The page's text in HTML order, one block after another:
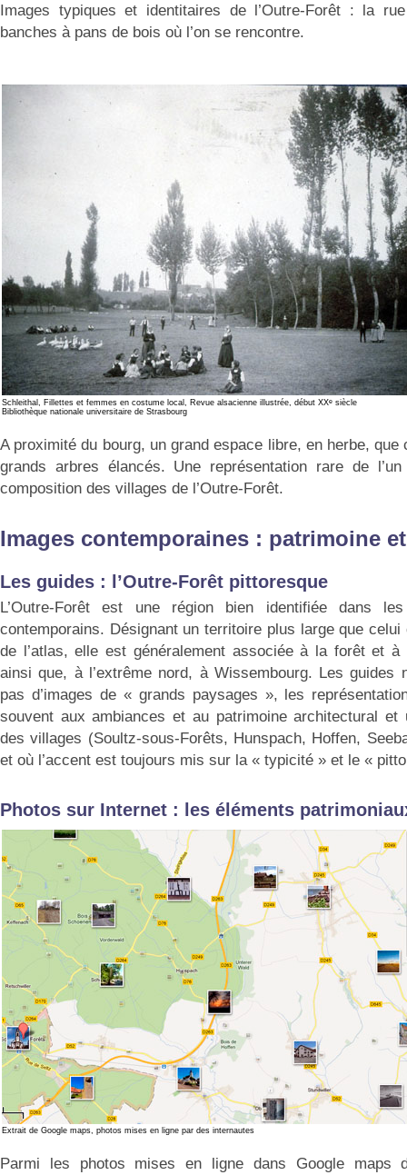
Images typiques et identitaires de l’Outre-Forêt : la
banches à pans de bois où l’on se rencontre.
Schleithal, Fillettes et femmes en costume local, Revue alsacienne illustrée, début XXe siècle
Bibliothèque nationale universitaire de Strasbourg
A proximité du bourg, un grand espace libre, en herbe, que
grands arbres élancés. Une représentation rare de
composition des villages de l’Outre-Forêt.
Images contemporaines : patrimoine
Les guides : l’Outre-Forêt pittoresque
L’Outre-Forêt est une région bien identifiée dans
contemporains. Désignant un territoire plus large que celui
de l’atlas, elle est généralement associée à la forêt et à
ainsi que, à l’extrême nord, à Wissembourg. Les guides
pas d’images de « grands paysages », les
souvent aux ambiances et au patrimoine architectural et
des villages (Soultz-sous-Forêts, Hunspach, Hoffen,
et où l’accent est toujours mis sur la « typicité » et le «
Photos sur Internet : les éléments
Extrait de Google maps, photos mises en ligne par des internautes
Parmi les photos mises en ligne dans Google maps